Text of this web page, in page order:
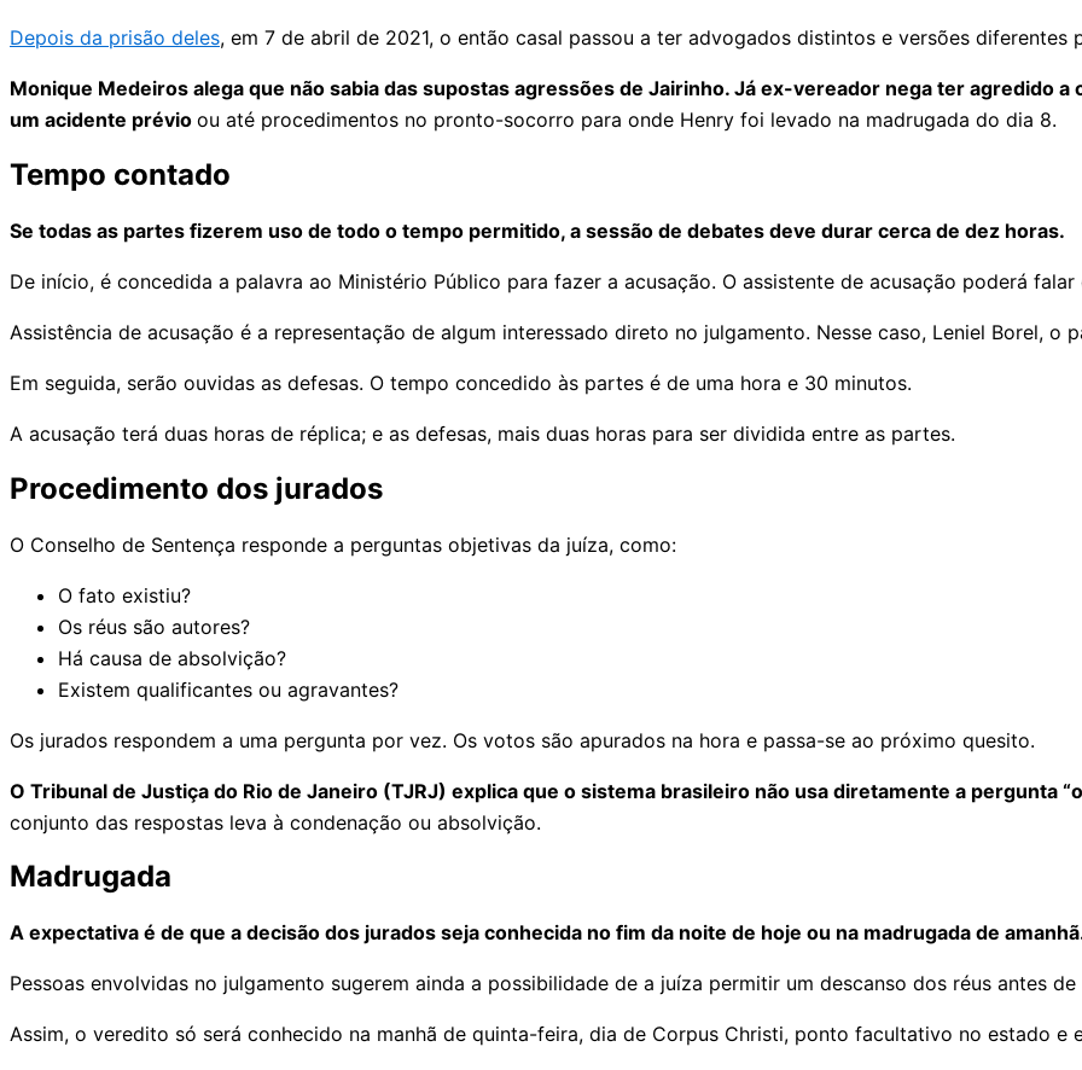
Depois da prisão deles, em 7 de abril de 2021, o então casal passou a ter advogados distintos e versões
Monique Medeiros alega que não sabia das supostas agressões de Jairinho. Já ex-vereador nega ter agredido
um acidente prévio ou até procedimentos no pronto-socorro para onde Henry foi levado na madrugada do dia 8.
Tempo contado
Se todas as partes fizerem uso de todo o tempo permitido, a sessão de debates deve durar cerca de dez horas.
De início, é concedida a palavra ao Ministério Público para fazer a acusação. O assistente de acusação poderá
Assistência de acusação é a representação de algum interessado direto no julgamento. Nesse caso, Leniel Borel, o
Em seguida, serão ouvidas as defesas. O tempo concedido às partes é de uma hora e 30 minutos.
A acusação terá duas horas de réplica; e as defesas, mais duas horas para ser dividida entre as partes.
Procedimento dos jurados
O Conselho de Sentença responde a perguntas objetivas da juíza, como:
O fato existiu?
Os réus são autores?
Há causa de absolvição?
Existem qualificantes ou agravantes?
Os jurados respondem a uma pergunta por vez. Os votos são apurados na hora e passa-se ao próximo quesito.
O Tribunal de Justiça do Rio de Janeiro (TJRJ) explica que o sistema brasileiro não usa diretamente a pergunta
conjunto das respostas leva à condenação ou absolvição.
Madrugada
A expectativa é de que a decisão dos jurados seja conhecida no fim da noite de hoje ou na madrugada de
Pessoas envolvidas no julgamento sugerem ainda a possibilidade de a juíza permitir um descanso dos réus antes
Assim, o veredito só será conhecido na manhã de quinta-feira, dia de Corpus Christi, ponto facultativo no estado e